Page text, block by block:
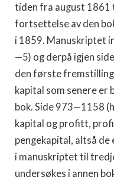
tiden fra august 1861
fortsettelse av den
i 1859. Manuskriptet
—5) og derpå igjen
den første fremstilling
kapital som senere
bok. Side 973—1158
kapital og profitt,
pengekapital, altså de
i manuskriptet til
undersøkes i annen